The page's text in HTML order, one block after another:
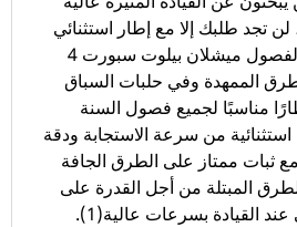
تجد طلبك إلا مع إطار استثنائي
مثالي. إنه إطار جميع الفصول ميشلان بيلوت سبورت 4
الممهدة وفي حلبات السباق
مناسبًا لجميع فصول السنة
من سرعة الاستجابة ودقة
ثبات ممتاز على الطرق الجافة
المبتلة من أجل القدرة على
القيادة بسرعات عالية(1).